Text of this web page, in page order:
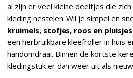
al zijn er veel kleine deeltjes die
kleding nestelen. Wil je simpel en
kruimels, stofjes, roos en pluisjes
een herbruikbare kleefroller in huis
handomdraai. Binnen de kortste
kledingstuk er dan weer uit als